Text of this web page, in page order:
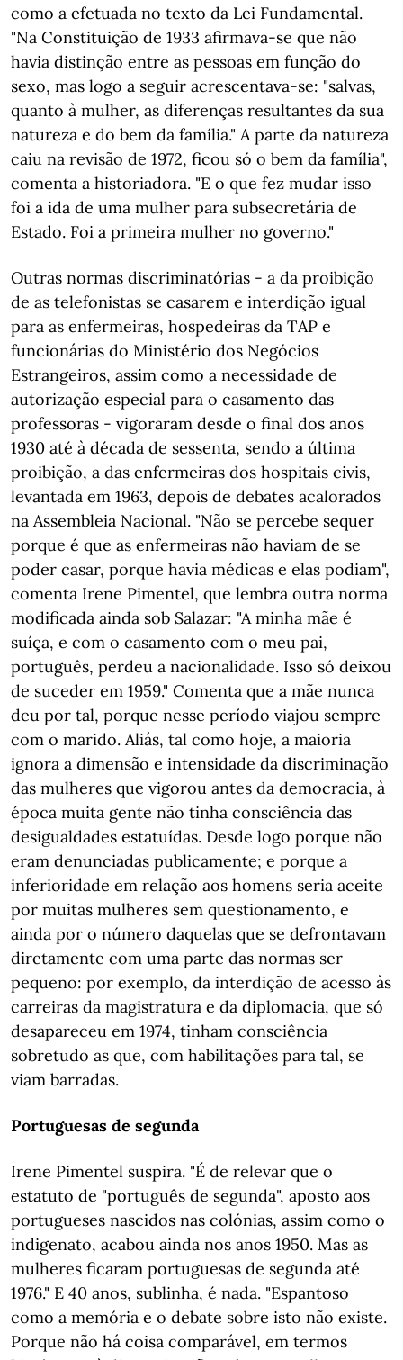
como a efetuada no texto da Lei Fundamental.
"Na Constituição de 1933 afirmava-se que não
havia distinção entre as pessoas em função do
sexo, mas logo a seguir acrescentava-se: "salvas,
quanto à mulher, as diferenças resultantes da sua
natureza e do bem da família." A parte da natureza
caiu na revisão de 1972, ficou só o bem da família",
comenta a historiadora. "E o que fez mudar isso
foi a ida de uma mulher para subsecretária de
Estado. Foi a primeira mulher no governo."
Outras normas discriminatórias - a da proibição
de as telefonistas se casarem e interdição igual
para as enfermeiras, hospedeiras da TAP e
funcionárias do Ministério dos Negócios
Estrangeiros, assim como a necessidade de
autorização especial para o casamento das
professoras - vigoraram desde o final dos anos
1930 até à década de sessenta, sendo a última
proibição, a das enfermeiras dos hospitais civis,
levantada em 1963, depois de debates acalorados
na Assembleia Nacional. "Não se percebe sequer
porque é que as enfermeiras não haviam de se
poder casar, porque havia médicas e elas podiam",
comenta Irene Pimentel, que lembra outra norma
modificada ainda sob Salazar: "A minha mãe é
suíça, e com o casamento com o meu pai,
português, perdeu a nacionalidade. Isso só deixou
de suceder em 1959." Comenta que a mãe nunca
deu por tal, porque nesse período viajou sempre
com o marido. Aliás, tal como hoje, a maioria
ignora a dimensão e intensidade da discriminação
das mulheres que vigorou antes da democracia, à
época muita gente não tinha consciência das
desigualdades estatuídas. Desde logo porque não
eram denunciadas publicamente; e porque a
inferioridade em relação aos homens seria aceite
por muitas mulheres sem questionamento, e
ainda por o número daquelas que se defrontavam
diretamente com uma parte das normas ser
pequeno: por exemplo, da interdição de acesso às
carreiras da magistratura e da diplomacia, que só
desapareceu em 1974, tinham consciência
sobretudo as que, com habilitações para tal, se
viam barradas.
Portuguesas de segunda
Irene Pimentel suspira. "É de relevar que o
estatuto de "português de segunda", aposto aos
portugueses nascidos nas colónias, assim como o
indigenato, acabou ainda nos anos 1950. Mas as
mulheres ficaram portuguesas de segunda até
1976." E 40 anos, sublinha, é nada. "Espantoso
como a memória e o debate sobre isto não existe.
Porque não há coisa comparável, em termos